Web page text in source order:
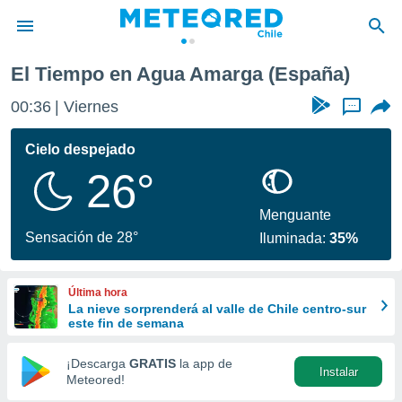
de
por
se
calidad.
a este
las
y
forma
digital
basada
El Tiempo en Agua Amarga (España)
00:37 Viernes ...
Cielo despejado
26°
Sensación de 28°
Menguante
Iluminada:35%
Última hora
La nieve sorprenderá al valle de Chile centro-sur
este fin de semana
¡Descarga GRATIS la app de
Meteored!
Instalar